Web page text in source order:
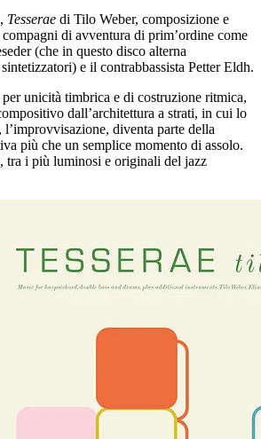
Tesserae di Tilo Weber, composizione e
di avventura di prim’ordine come
(che in questo disco alterna
e il contrabbassista Petter Eldh.
unicità timbrica e di costruzione ritmica,
dall’architettura a strati, in cui lo
l’improvvisazione, diventa parte della
più che un semplice momento di assolo.
tra i più luminosi e originali del jazz